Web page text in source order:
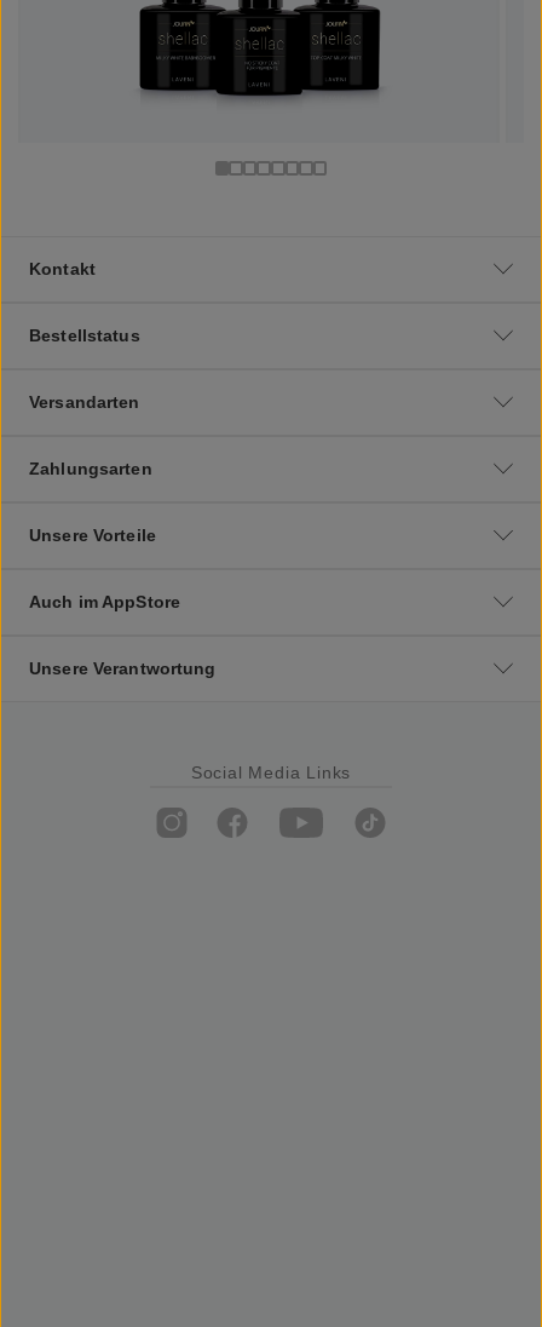
Kontakt
Bestellstatus
Versandarten
Zahlungsarten
Unsere Vorteile
Auch im AppStore
Unsere Verantwortung
Social Media Links